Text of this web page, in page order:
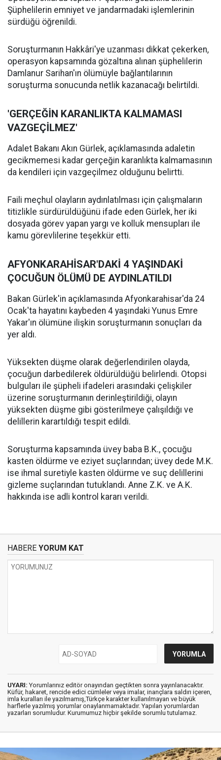
Şüphelilerin emniyet ve jandarmadaki işlemlerinin
sürdüğü öğrenildi.
Soruşturmanın Hakkâri'ye uzanması dikkat çekerken,
operasyon kapsamında gözaltına alınan şüphelilerin
Damlanur Sarihan'ın ölümüyle bağlantılarının
soruşturma sonucunda netlik kazanacağı belirtildi.
'GERÇEĞİN KARANLIKTA KALMAMASI
VAZGEÇİLMEZ'
Adalet Bakanı Akın Gürlek, açıklamasında adaletin
gecikmemesi kadar gerçeğin karanlıkta kalmamasının
da kendileri için vazgeçilmez olduğunu belirtti.
Faili meçhul olayların aydınlatılması için çalışmaların
titizlikle sürdürüldüğünü ifade eden Gürlek, her iki
dosyada görev yapan yargı ve kolluk mensupları ile
kamu görevlilerine teşekkür etti.
AFYONKARAHİSAR'DAKİ 4 YAŞINDAKİ
ÇOCUĞUN ÖLÜMÜ DE AYDINLATILDI
Bakan Gürlek'in açıklamasında Afyonkarahisar'da 24
Ocak'ta hayatını kaybeden 4 yaşındaki Yunus Emre
Yakar'ın ölümüne ilişkin soruşturmanın sonuçları da
yer aldı.
Yüksekten düşme olarak değerlendirilen olayda,
çocuğun darbedilerek öldürüldüğü belirlendi. Otopsi
bulguları ile şüpheli ifadeleri arasındaki çelişkiler
üzerine soruşturmanın derinleştirildiği, olayın
yüksekten düşme gibi gösterilmeye çalışıldığı ve
delillerin karartıldığı tespit edildi.
Soruşturma kapsamında üvey baba B.K., çocuğu
kasten öldürme ve eziyet suçlarından; üvey dede M.K.
ise ihmal suretiyle kasten öldürme ve suç delillerini
gizleme suçlarından tutuklandı. Anne Z.K. ve A.K.
hakkında ise adli kontrol kararı verildi.
HABERE YORUM KAT
UYARI: Yorumlarınız editör onayından geçtikten sonra yayınlanacaktır.
Küfür, hakaret, rencide edici cümleler veya imalar, inançlara saldırı içeren,
imla kuralları ile yazılmamış,Türkçe karakter kullanılmayan ve büyük
harflerle yazılmış yorumlar onaylanmamaktadır. Yapılan yorumlardan
yazarları sorumludur. Kurumumuz hiçbir şekilde sorumlu tutulamaz.